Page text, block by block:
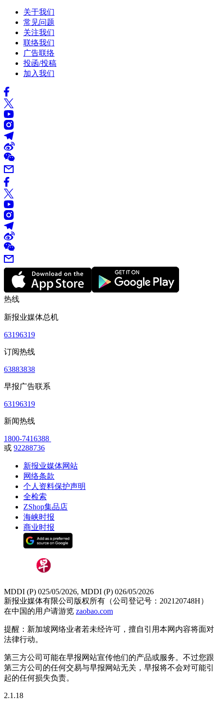
关于我们
常见问题
关注我们
联络我们
广告联络
投函/投稿
加入我们
热线
新报业媒体总机
63196319
订阅热线
63883838
早报广告联系
63196319
新闻热线
1800-7416388
或 92288736
新报业媒体网站
网络条款
个人资料保护声明
全检索
ZShop集品店
海峡时报
商业时报
MDDI (P) 025/05/2026, MDDI (P) 026/05/2026
新报业媒体有限公司版权所有（公司登记号：202120748H）
在中国的用户请游览 zaobao.com
提醒：新加坡网络业者若未经许可，擅自引用本网内容将面对
法律行动。
第三方公司可能在早报网站宣传他们的产品或服务。不过您跟
第三方公司的任何交易与早报网站无关，早报将不会对可能引
起的任何损失负责。
2.1.18